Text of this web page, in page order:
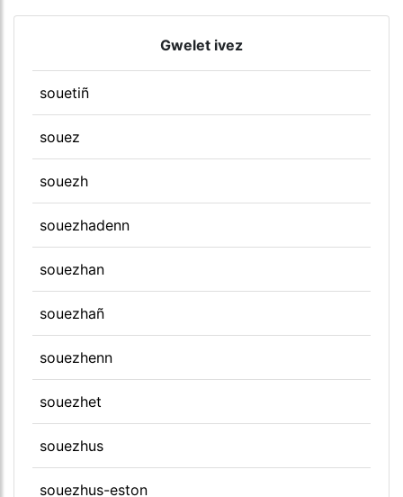
Gwelet ivez
souetiñ
souez
souezh
souezhadenn
souezhan
souezhañ
souezhenn
souezhet
souezhus
souezhus-eston